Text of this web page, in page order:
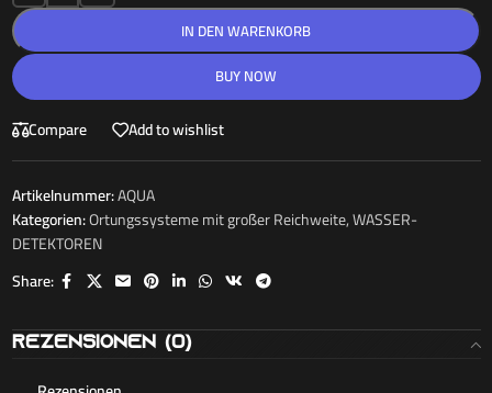
IN DEN WARENKORB
BUY NOW
Compare Add to wishlist
Artikelnummer:AQUA
Kategorien:Ortungssysteme mit großer Reichweite,WASSER-
DETEKTOREN
Share:
Rezensionen (0)